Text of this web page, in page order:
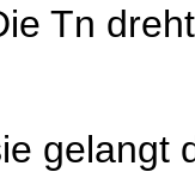
Tn dreht